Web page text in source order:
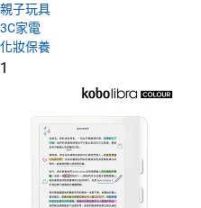
親子玩具
3C家電
化妝保養
1